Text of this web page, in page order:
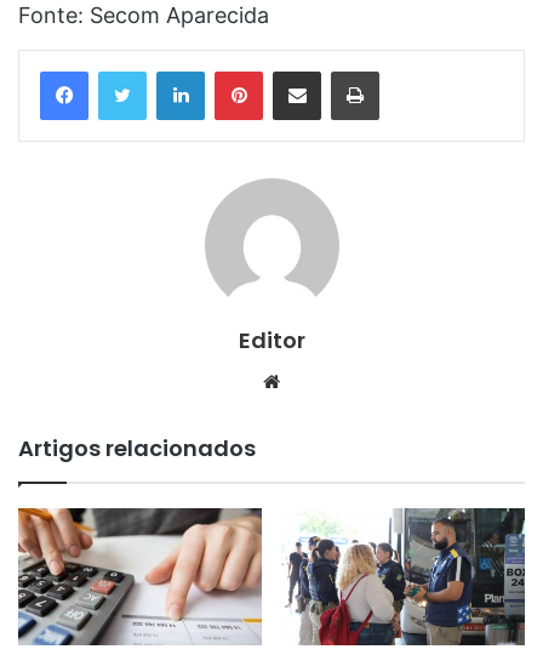
Fonte: Secom Aparecida
LinkedinPinterestCompartilhar via e-mail Imprimir
Editor
Website
Artigos relacionados